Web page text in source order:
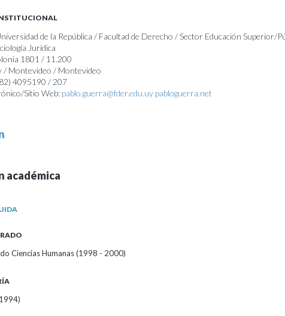
de la República / Facultad de Derecho / Sector Educación Superior/
Jurídica
1801 / 11.200
/ Montevideo / Montevideo
4095190 / 207
Sitio Web: pablo.guerra@fder.edu.uy pabloguerra.net
académica
Ciencias Humanas (1998 - 2000)